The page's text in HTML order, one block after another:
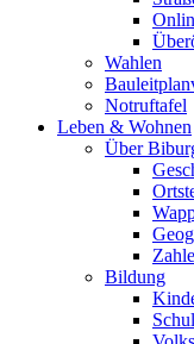
Wahlen
Notruftafel
Leben & Wohnen
Über
Bildung